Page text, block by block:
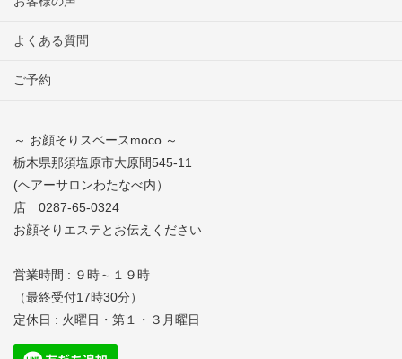
よくある質問
ご予約
～ お顔そりスペースmoco ～
栃木県那須塩原市大原間545-11
(ヘアーサロンわたなべ内）
店 0287-65-0324
お顔そりエステとお伝えください
営業時間 : ９時～１９時
（最終受付17時30分）
定休日 : 火曜日・第１・３月曜日